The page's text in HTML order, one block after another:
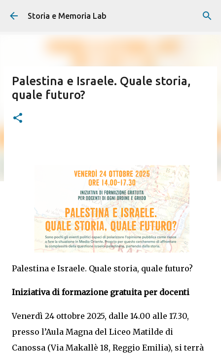
Passa ai contenuti principali
Storia e Memoria Lab
Palestina e Israele. Quale storia,
quale futuro?
Palestina e Israele. Quale storia, quale futuro?
Iniziativa di formazione gratuita per docenti
Venerdì 24 ottobre 2025, dalle 14.00 alle 17.30,
presso l’Aula Magna del Liceo Matilde di
Canossa (Via Makallè 18, Reggio Emilia), si terrà